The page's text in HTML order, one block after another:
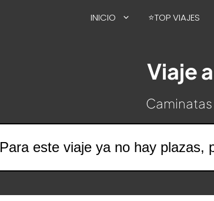
INICIO ⭐TOP VIAJES
Viaje
Para este viaje ya no hay plazas,